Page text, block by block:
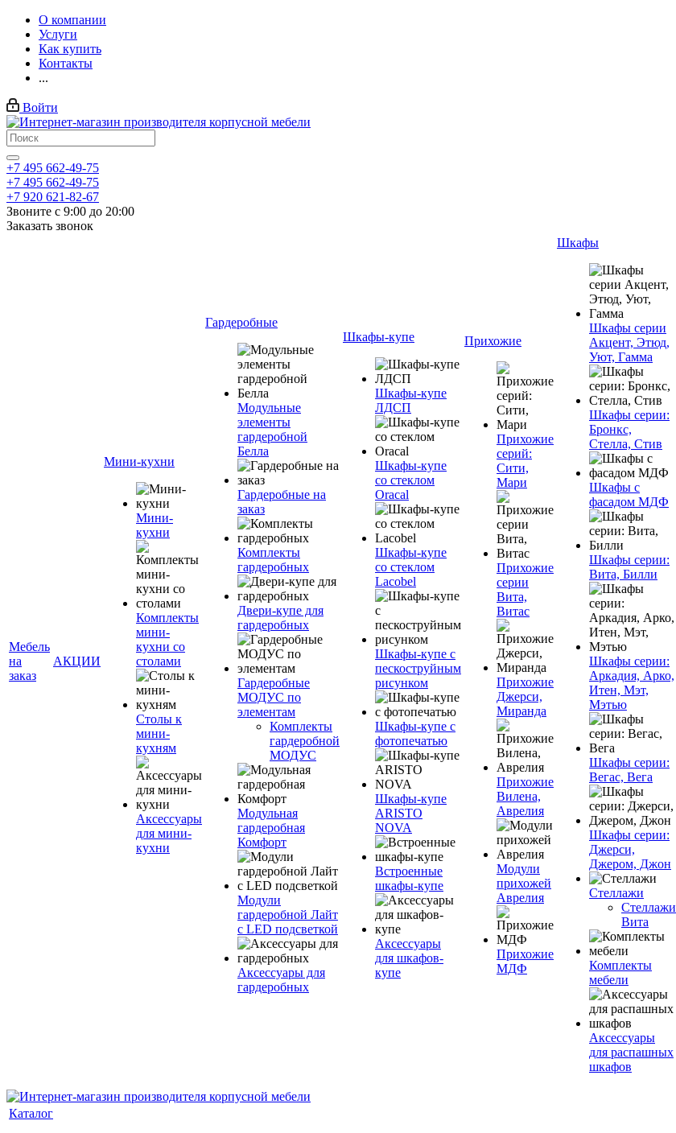
О компании
Услуги
Как купить
Контакты
...
Войти
+7 495 662-49-75
+7 495 662-49-75
+7 920 621-82-67
Звоните с 9:00 до 20:00
Заказать звонок
Мебель
на
заказ
АКЦИИ
Мини-кухни
Мини-
кухни
Комплекты
мини-
кухни со
столами
Столы к
мини-
кухням
Аксессуары
для мини-
кухни
Гардеробные
Модульные
элементы
гардеробной
Белла
Гардеробные на
заказ
Комплекты
гардеробных
Двери-купе для
гардеробных
Гардеробные
МОДУС по
элементам
Комплекты
гардеробной
МОДУС
Модульная
гардеробная
Комфорт
Модули
гардеробной Лайт
с LED подсветкой
Аксессуары для
гардеробных
Шкафы-купе
Шкафы-купе
ЛДСП
Шкафы-купе
со стеклом
Oracal
Шкафы-купе
со стеклом
Lacobel
Шкафы-купе с
пескоструйным
рисунком
Шкафы-купе с
фотопечатью
Шкафы-купе
ARISTO
NOVA
Встроенные
шкафы-купе
Аксессуары
для шкафов-
купе
Прихожие
Прихожие
серий:
Сити,
Мари
Прихожие
серии
Вита,
Витас
Прихожие
Джерси,
Миранда
Прихожие
Вилена,
Аврелия
Модули
прихожей
Аврелия
Прихожие
МДФ
Шкафы
Шкафы серии
Акцент, Этюд,
Уют, Гамма
Шкафы серии:
Бронкс,
Стелла, Стив
Шкафы с
фасадом МДФ
Шкафы серии:
Вита, Билли
Шкафы серии:
Аркадия, Арко,
Итен, Мэт,
Мэтью
Шкафы серии:
Вегас, Вега
Шкафы серии:
Джерси,
Джером, Джон
Стеллажи
Стеллажи
Вита
Комплекты
мебели
Аксессуары
для распашных
шкафов
Каталог